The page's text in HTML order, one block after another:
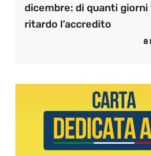
dicembre: di quanti giorni
ritardo l’accredito
8